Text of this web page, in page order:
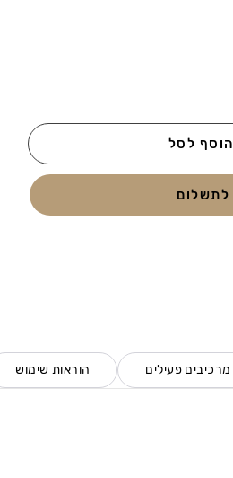
הוסף לסל
לתשלום
מרכיבים פעילים הוראות שימוש